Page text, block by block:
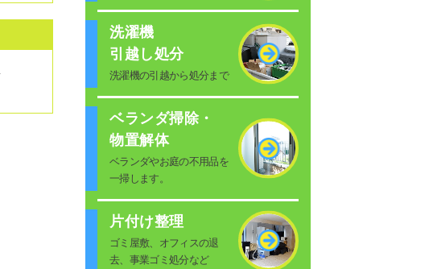
洗濯機
引越し処分
洗濯機の引越から処分まで
ベランダ掃除・
物置解体
ベランダやお庭の不用品を
一掃します。
片付け整理
ゴミ屋敷、オフィスの退
去、事業ゴミ処分など